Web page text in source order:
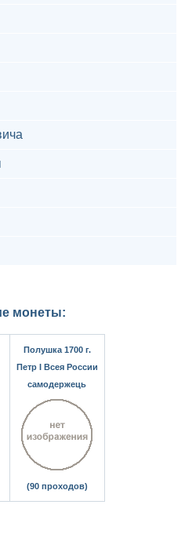
монеты:
Полушка 1700 г.
Петр I Всея России
самодержець
(90 проходов)